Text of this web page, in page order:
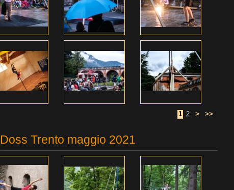
1 2 > >>
Doss Trento maggio 2021